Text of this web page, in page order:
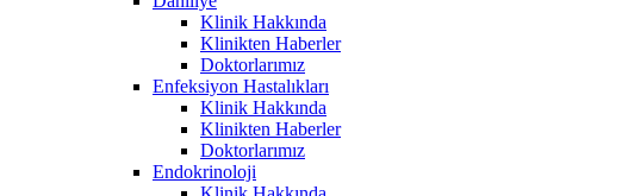
Klinik Hakkında
Klinikten Haberler
Doktorlarımız
Enfeksiyon Hastalıkları
Klinik Hakkında
Klinikten Haberler
Doktorlarımız
Endokrinoloji